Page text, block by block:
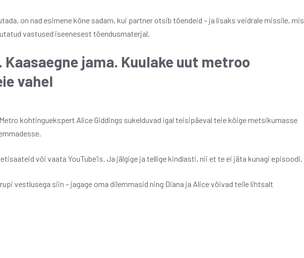
on nad esimene kõne sadam, kui partner otsib tõendeid – ja lisaks veidrale missile, mis
vastused iseenesest tõendusmaterjal.
jama. Kuulake uut metroo
vahel
kohtinguekspert Alice Giddings sukelduvad igal teisipäeval teie kõige metsikumasse
või vaata YouTube’is. Ja jälgige ja tellige kindlasti, nii et te ei jäta kunagi episoodi.
vestlusega siin – jagage oma dilemmasid ning Diana ja Alice võivad teile lihtsalt